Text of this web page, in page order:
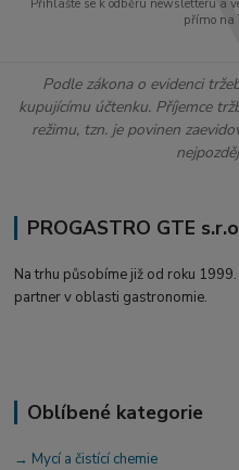
Přihlašte se k odběru newsletteru a
přímo na
Podle zákona o evidenci
kupujícímu účtenku. Příjemce
režimu, tzn. je povinen
PROGASTRO GTE
Na trhu působíme již od roku
partner v oblasti gastronomie.
Oblíbené kategorie
→ Mycí a čistící chemie